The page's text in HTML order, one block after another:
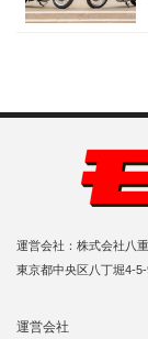
運営会社：株式会社八
東京都中央区八丁堀4-
運営会社